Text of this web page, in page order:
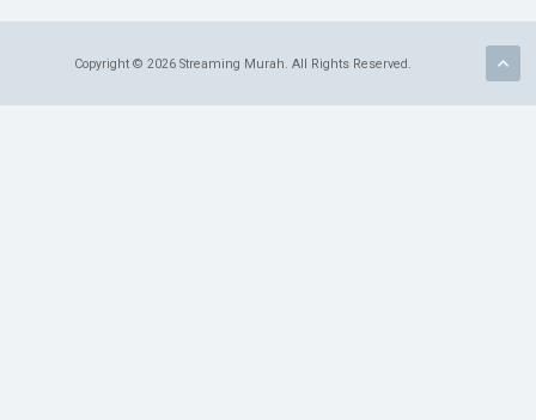
Copyright © 2026 Streaming Murah. All Rights Reserved.